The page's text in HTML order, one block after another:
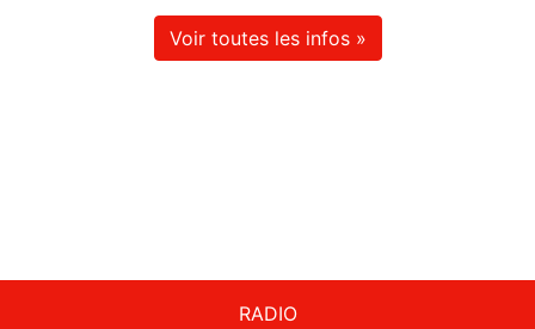
Voir toutes les infos »
RADIO